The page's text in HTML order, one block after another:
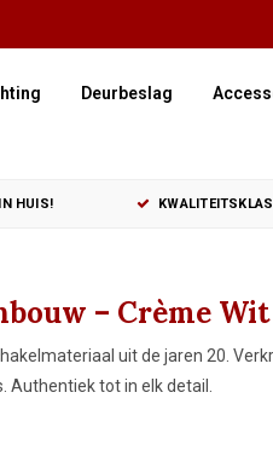
Deurbeslag
HUIS!
– Crème Wit
uit de jaren 20.
tot in elk detail.